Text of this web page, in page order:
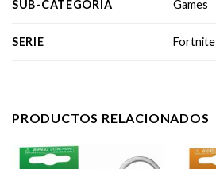
SUB-CATEGORIA Games
SERIE Fortnite
PRODUCTOS RELACIONADOS